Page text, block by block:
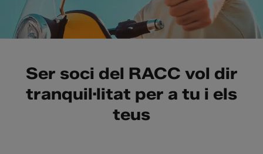
Ser soci del RACC vol dir
tranquil·litat per a tu i els
teus